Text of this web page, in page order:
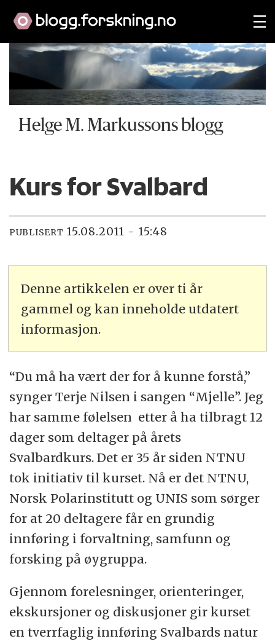
Helge M. Markussons blogg
Kurs for Svalbard
PUBLISERT 15.08.2011 - 15:48
Denne artikkelen er over ti år
gammel og kan inneholde utdatert
informasjon.
“Du må ha vært der for å kunne forstå,”
synger Terje Nilsen i sangen “Mjelle”. Jeg
har samme følelsen etter å ha tilbragt 12
dager som deltager på årets
Svalbardkurs. Det er 35 år siden NTNU
tok initiativ til kurset. Nå er det NTNU,
Norsk Polarinstitutt og UNIS som sørger
for at 20 deltagere får en grundig
innføring i forvaltning, samfunn og
forsking på øygruppa.
Gjennom forelesninger, orienteringer,
ekskursjoner og diskusjoner gir kurset
en tverrfaglig innføring Svalbards natur